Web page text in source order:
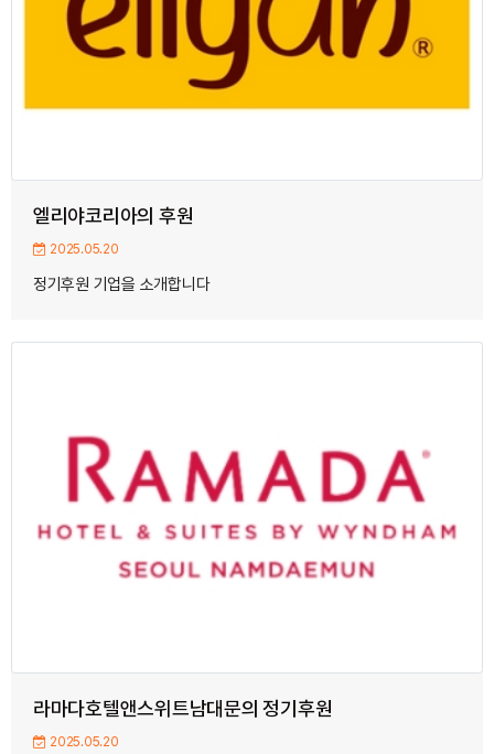
엘리야코리아의 후원
2025.05.20
정기후원 기업을 소개합니다
라마다호텔앤스위트남대문의 정기후원
2025.05.20